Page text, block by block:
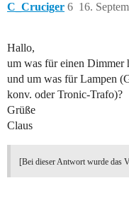
C_Cruciger 16.
6
Hallo,
um was für einen Dimmer
und um was für Lampen
konv. oder Tronic-Trafo)?
Grüße
Claus
[Bei dieser Antwort wurde das